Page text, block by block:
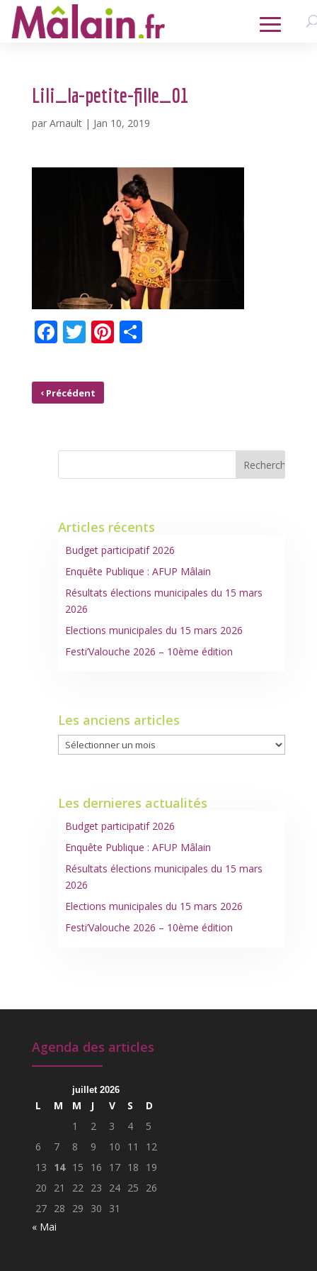
Lili_la-petite-fille_01
par Arnault| Jan 10, 2019
F
e
b
o
T
itt
er
Pi P
‹Précédent
Articles récents
Budget participatif 2026
Enquête Publique : AFUP Mâlain
Résultats élections municipales du 15 mars
2026
Elections municipales du 15 mars 2026
Festi’Valouche 2026 – 10ème édition
Les anciens articles
Les
anciens
Les dernieres actualités
Budget participatif 2026
Enquête Publique : AFUP Mâlain
Résultats élections municipales du 15 mars
2026
Elections municipales du 15 mars 2026
Festi’Valouche 2026 – 10ème édition
Agenda des articles
juillet 2026
L M M J V S
D
1
2 3 4
5
6
7 8 9 10 11
12
13
14 15 16 17 18
19
20
21 22 23 24 25
26
27 28 29 30
31
« Mai